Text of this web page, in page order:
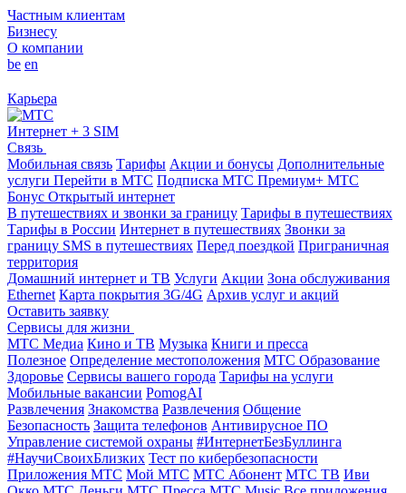
Частным клиентам
Бизнесу
О компании
be en
Карьера
Интернет + 3 SIM
Связь
Мобильная связь Тарифы Акции и бонусы Дополнительные
услуги Перейти в МТС Подписка МТС Премиум+ МТС
Бонус Открытый интернет
В путешествиях и звонки за границу Тарифы в путешествиях
Тарифы в России Интернет в путешествиях Звонки за
границу SMS в путешествиях Перед поездкой Приграничная
территория
Домашний интернет и ТВ Услуги Акции Зона обслуживания
Ethernet Карта покрытия 3G/4G Архив услуг и акций
Оставить заявку
Сервисы для жизни
МТС Медиа Кино и ТВ Музыка Книги и пресса
Полезное Определение местоположения МТС Образование
Здоровье Сервисы вашего города Тарифы на услуги
Мобильные вакансии PomogAI
Развлечения Знакомства Развлечения Общение
Безопасность Защита телефонов Антивирусное ПО
Управление системой охраны #ИнтернетБезБуллинга
#НаучиСвоихБлизких Тест по кибербезопасности
Приложения МТС Мой МТС МТС Абонент МТС ТВ Иви